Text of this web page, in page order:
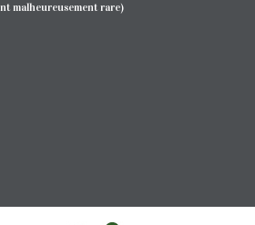
malheureusement rare)